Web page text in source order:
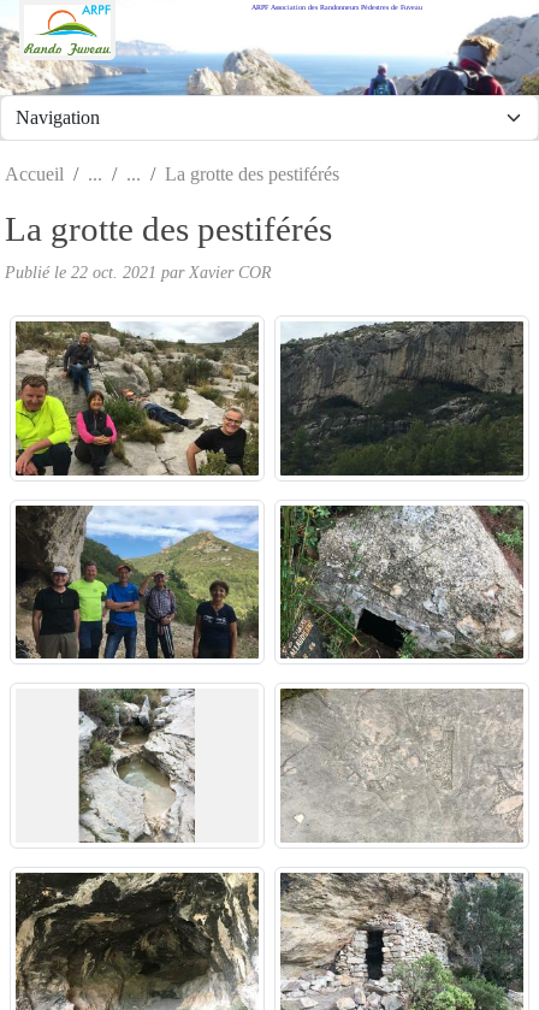
ARPF Association des Randonneurs Pédestres de Fuveau
Accueil La grotte des pestiférés
La grotte des pestiférés
Publié le 22 oct. 2021 par Xavier COR
Panneau de gestion des cookies